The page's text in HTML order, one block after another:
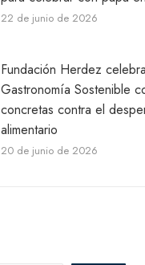
22 de junio de 2026
Fundación Herdez
Gastronomía Sostenible
concretas contra el
alimentario
20 de junio de 2026